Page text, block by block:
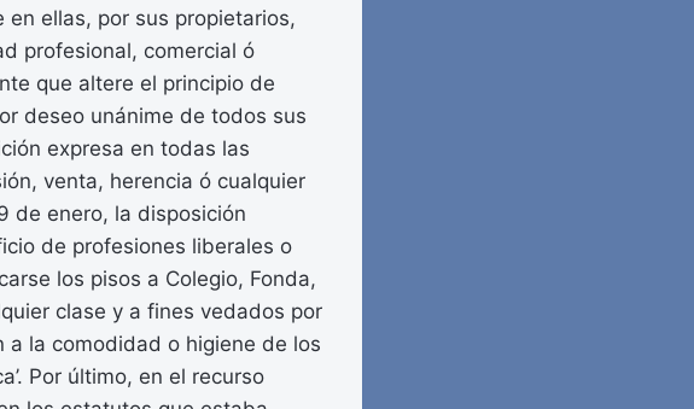
ellas, por sus propietarios,
profesional, comercial ó
que altere el principio de
deseo unánime de todos sus
expresa en todas las
venta, herencia ó cualquier
de enero, la disposición
de profesiones liberales o
los pisos a Colegio, Fonda,
clase y a fines vedados por
la comodidad o higiene de los
Por último, en el recurso